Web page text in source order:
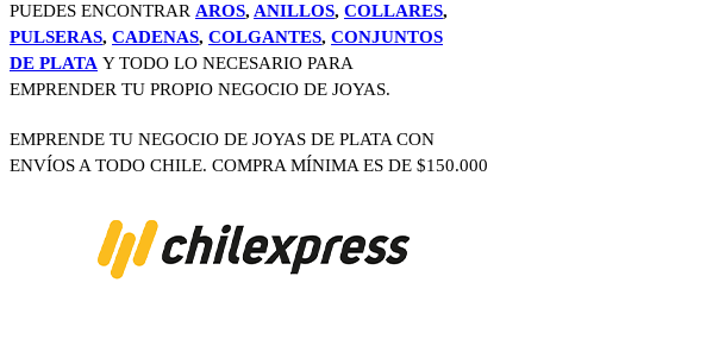
PUEDES ENCONTRAR AROS,ANILLOS, COLLARES,
PULSERAS, CADENAS, COLGANTES, CONJUNTOS
DE PLATA Y TODO LO NECESARIO PARA
EMPRENDER TU PROPIO NEGOCIO DE JOYAS.
EMPRENDE TU NEGOCIO DE JOYAS DE PLATA CON
ENVÍOS A TODO CHILE. COMPRA MÍNIMA ES DE $150.000